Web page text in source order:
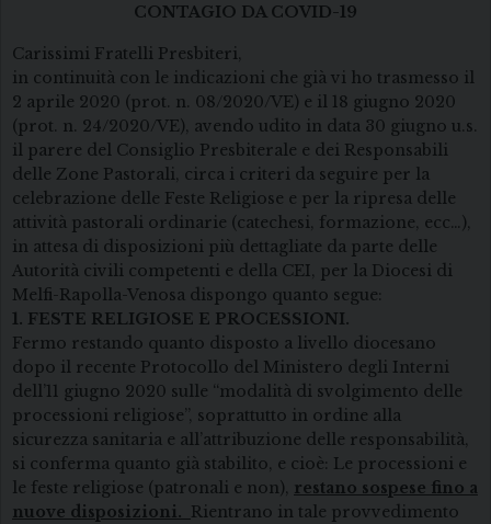
CONTAGIO DA COVID-19
Carissimi Fratelli Presbiteri,
in continuità con le indicazioni che già vi ho trasmesso il
2 aprile 2020 (prot. n. 08/2020/VE) e il 18 giugno 2020
(prot. n. 24/2020/VE), avendo udito in data 30 giugno u.s.
il parere del Consiglio Presbiterale e dei Responsabili
delle Zone Pastorali, circa i criteri da seguire per la
celebrazione delle Feste Religiose e per la ripresa delle
attività pastorali ordinarie (catechesi, formazione, ecc…),
in attesa di disposizioni più dettagliate da parte delle
Autorità civili competenti e della CEI, per la Diocesi di
Melfi-Rapolla-Venosa dispongo quanto segue:
1. FESTE RELIGIOSE E PROCESSIONI.
Fermo restando quanto disposto a livello diocesano
dopo il recente Protocollo del Ministero degli Interni
dell’11 giugno 2020 sulle “modalità di svolgimento delle
processioni religiose”, soprattutto in ordine alla
sicurezza sanitaria e all’attribuzione delle responsabilità,
si conferma quanto già stabilito, e cioè: Le processioni e
le feste religiose (patronali e non), restano sospese fino a
nuove disposizioni. Rientrano in tale provvedimento